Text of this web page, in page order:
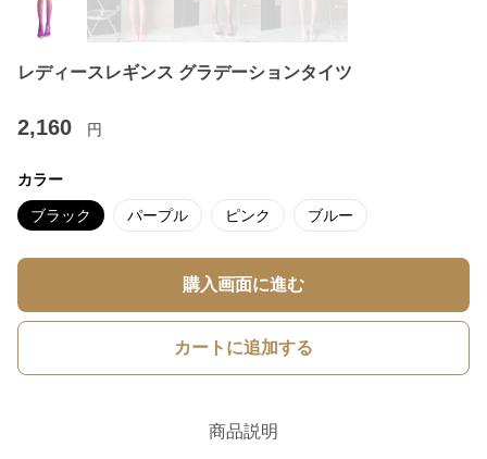
レディースレギンス グラデーションタイツ
2,160 円
カラー
ブラック パープル ピンク ブルー
購入画面に進む
カートに追加する
商品説明